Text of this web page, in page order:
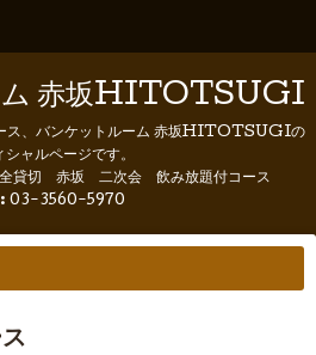
ム 赤坂HITOTSUGI
ス、バンケットルーム 赤坂HITOTSUGIの
シャルページです。
貸切 赤坂 二次会 飲み放題付コース
03-3560-5970